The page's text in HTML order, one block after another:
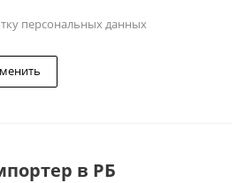
персональных данных
в РБ